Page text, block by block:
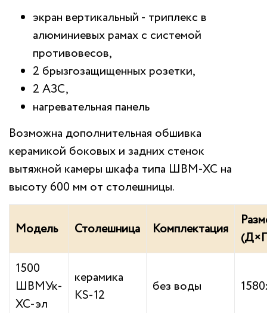
экран вертикальный - триплекс в
алюминиевых рамах с системой
противовесов,
2 брызгозащищенных розетки,
2 АЗС,
нагревательная панель
Возможна дополнительная обшивка
керамикой боковых и задних стенок
вытяжной камеры шкафа типа ШВМ-ХС на
высоту 600 мм от столешницы.
Модель Столешница Комплектация
1500
ШВМУк-
ХС-эл
керамика
KS-12
без воды